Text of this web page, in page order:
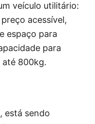
veículo utilitário:
acessível,
espaço para
para
800kg.
está sendo